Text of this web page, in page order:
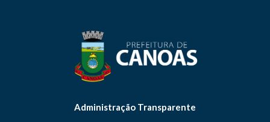
Administração Transparente